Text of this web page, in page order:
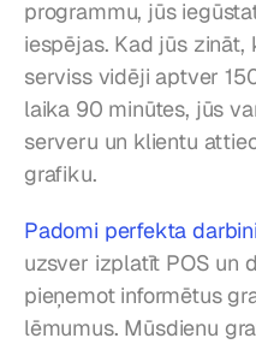
programmu, jūs
iespējas. Kad jūs
serviss vidēji aptver
laika 90 minūtes, jūs
serveru un klientu
grafiku.
Padomi perfekta
uzsver izplatīt POS un
pieņemot informētus
lēmumus. Mūsdienu